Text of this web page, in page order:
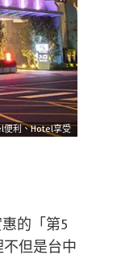
便利、Hotel享受
的「第5
但是台中